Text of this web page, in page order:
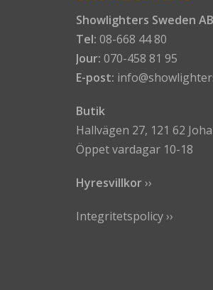
Showlighters Sweden AB
Tel: 08-668 44 80
Jour: 070-458 81 95
E-post:
Butik
Hallvägen 27, 121 62
Öppet vardagar 10-18
Hyresvillkor››
Integritetspolicy ››